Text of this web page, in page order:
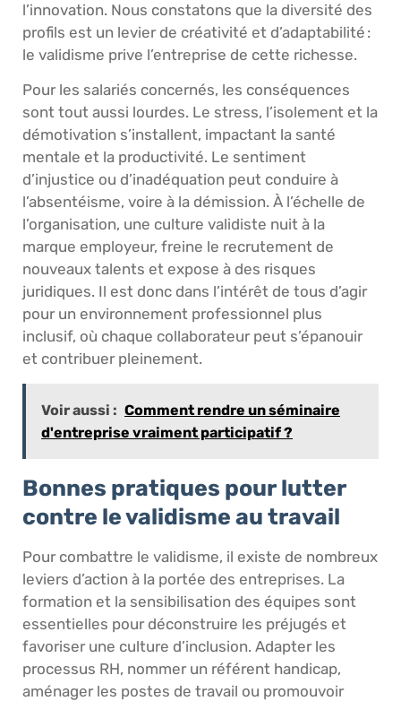
l’innovation. Nous constatons que la diversité des
profils est un levier de créativité et d’adaptabilité :
le validisme prive l’entreprise de cette richesse.
Pour les salariés concernés, les conséquences
sont tout aussi lourdes. Le stress, l’isolement et la
démotivation s’installent, impactant la santé
mentale et la productivité. Le sentiment
d’injustice ou d’inadéquation peut conduire à
l’absentéisme, voire à la démission. À l’échelle de
l’organisation, une culture validiste nuit à la
marque employeur, freine le recrutement de
nouveaux talents et expose à des risques
juridiques. Il est donc dans l’intérêt de tous d’agir
pour un environnement professionnel plus
inclusif, où chaque collaborateur peut s’épanouir
et contribuer pleinement.
Voir aussi : Comment rendre un séminaire
d'entreprise vraiment participatif ?
Bonnes pratiques pour lutter
contre le validisme au travail
Pour combattre le validisme, il existe de nombreux
leviers d’action à la portée des entreprises. La
formation et la sensibilisation des équipes sont
essentielles pour déconstruire les préjugés et
favoriser une culture d’inclusion. Adapter les
processus RH, nommer un référent handicap,
aménager les postes de travail ou promouvoir